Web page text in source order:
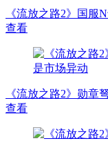
《流放之路2》国服
查看
《流放之路2》勋章
查看